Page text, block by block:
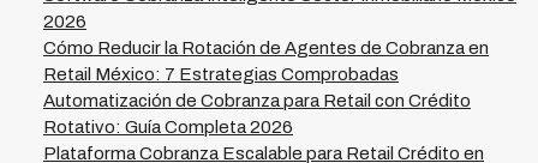
cada financiera.
2026
Cómo Reducir la Rotación de Agentes de Cobranza en
Retail México: 7 Estrategias Comprobadas
Automatización de Cobranza para Retail con Crédito
Rotativo: Guía Completa 2026
Plataforma Cobranza Escalable para Retail Crédito en